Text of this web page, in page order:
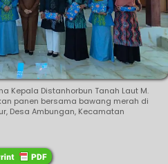
Kepala Distanhorbun Tanah Laut M.
panen bersama bawang merah di
Desa Ambungan, Kecamatan